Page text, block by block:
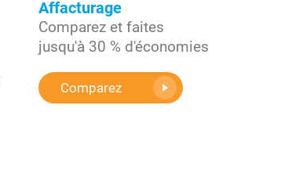
Affacturage
Comparez et faites
jusqu'à 30 % d'économies
Comparez